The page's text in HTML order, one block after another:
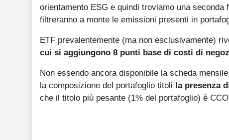
orientamento ESG e quindi troviamo una
filtreranno a monte le emissioni presenti in
ETF prevalentemente (ma non esclusivamente)
cui si aggiungono 8 punti base di costi di
Non essendo ancora disponibile la scheda
la composizione del portafoglio titoli la presenza
che il titolo più pesante (1% del portafoglio) è